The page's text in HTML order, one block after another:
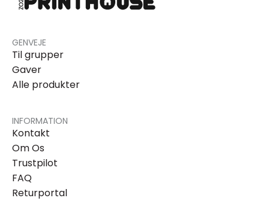
GENVEJE
Til grupper
Gaver
Alle produkter
INFORMATION
Kontakt
Om Os
Trustpilot
FAQ
Returportal